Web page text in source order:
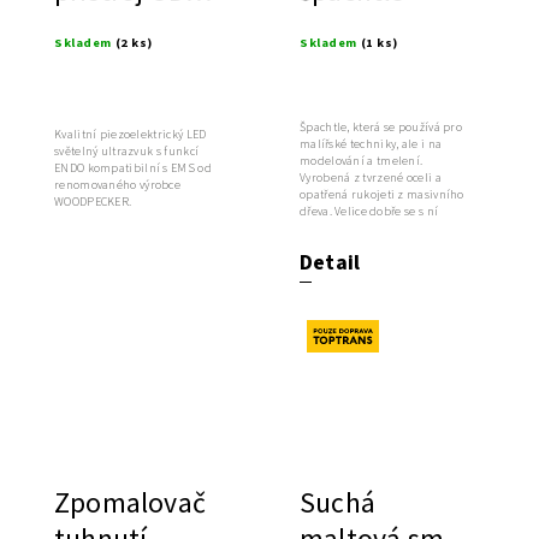
Skladem (2 ks)
Kvalitní piezoelektrický LED
světelný ultrazvuk s funkcí
ENDO kompatibilní s EMS od
renomovaného výrobce
WOODPECKER.
Skladem (1 ks)
Detail
Špachtle, která se používá pro
malířské techniky, ale i na
modelování a tmelení.
Vyrobená z tvrzené oceli a
opatřená rukojeti z masivního
dřeva. Velice dobře se s ní
Zpomalovač
Novinka
Suchá